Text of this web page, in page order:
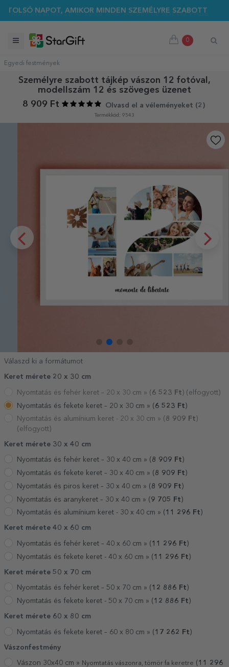
KIÁRUSÍTÁS 🌴 AKÁR 40%-OS KEDVEZMÉNY TÖBB MINT 100
0
Egyedi festmények
Személyre szabott tájkép vászon 12 fotóval,
modellszám 12 és szöveges üzenet
8 909 Ft
Olvasd el a véleményeket (2 )
Termékkód: 9543
Válaszd ki a formátumot
Keret mérete 20 x 30 cm
Nyomtatás és fehér keret – 20 x 30 cm » ( 6 523 Ft ) (elfogyott)
Nyomtatás és fekete keret – 20 x 30 cm » (6 523 Ft)
Nyomtatás és alumínium keret - 20 x 30 cm » ( 8 909 Ft)
(elfogyott)
Keret mérete 30 x 40 cm
Nyomtatás és fehér keret – 30 x 40 cm » ( 8 909 Ft )
Nyomtatás és fekete keret – 30 x 40 cm » ( 8 909 Ft )
Nyomtatás és piros keret – 30 x 40 cm » (8 909 Ft)
Nyomtatás és aranykeret – 30 x 40 cm » (9 705 Ft)
Nyomtatás és alumínium keret - 30 x 40 cm » ( 11 296 Ft )
Keret mérete 40 x 60 cm
Nyomtatás és fehér keret – 40 x 60 cm » ( 11 296 Ft )
Nyomtatás és fekete keret - 40 x 60 cm » (11 296 Ft)
Keret mérete 50 x 70 cm
Nyomtatás és fehér keret – 50 x 70 cm » ( 12 886 Ft )
Nyomtatás és fekete keret - 50 x 70 cm » ( 12 886 Ft )
Keret mérete 60 x 80 cm
Nyomtatás és fekete keret – 60 x 80 cm » (17 262 Ft)
Vászonfestmény
Vászon 30x40 cm » Nyomtatás vászonra, tömör fa keretre (11 296